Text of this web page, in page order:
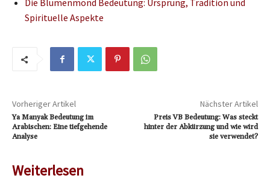
Die Blumenmond Bedeutung: Ursprung, Tradition und
Spirituelle Aspekte
Vorheriger Artikel
Ya Manyak Bedeutung im
Arabischen: Eine tiefgehende
Analyse
Nächster Artikel
Preis VB Bedeutung: Was steckt
hinter der Abkürzung und wie wird
sie verwendet?
Weiterlesen